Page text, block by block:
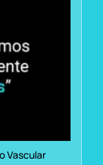
Vascular